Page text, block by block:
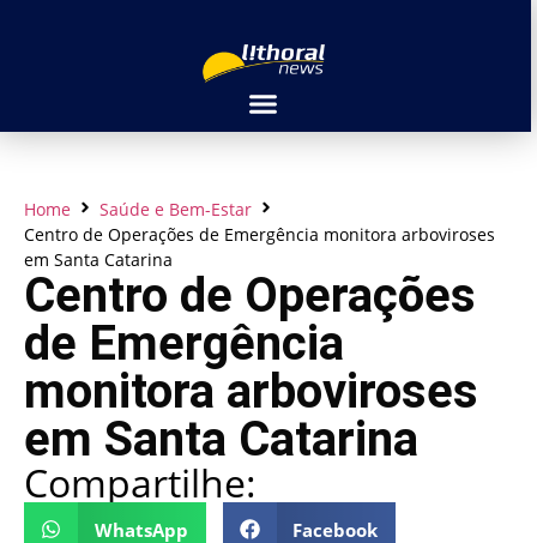
Home
Saúde e Bem-Estar
Centro de Operações de Emergência monitora arboviroses
em Santa Catarina
Centro de Operações
de Emergência
monitora arboviroses
em Santa Catarina
Compartilhe:
WhatsApp Facebook